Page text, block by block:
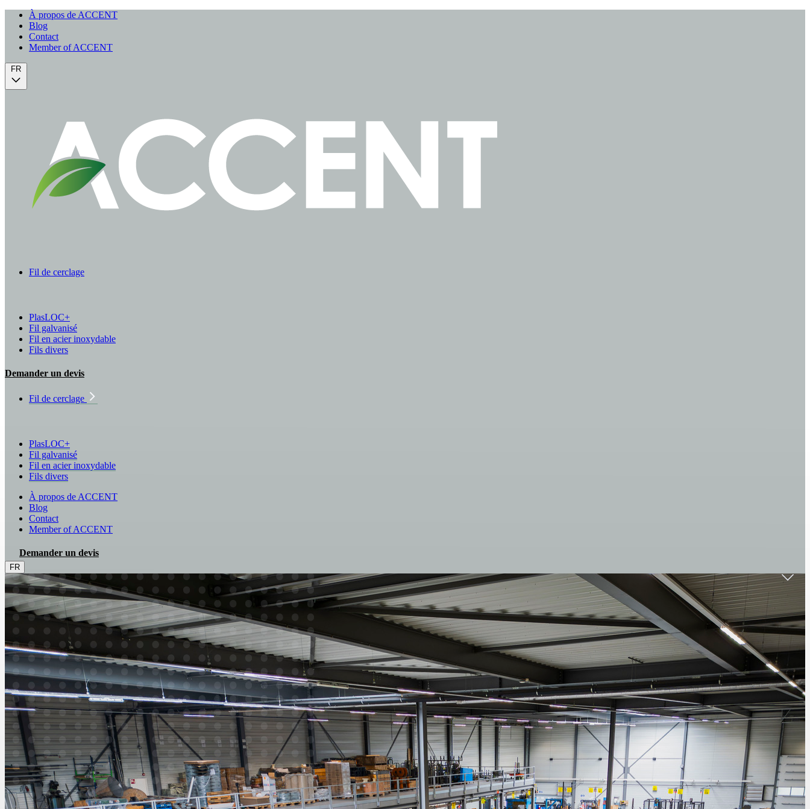
À propos de ACCENT
Blog
Contact
Member of ACCENT
FR
Fil de cerclage
PlasLOC+
Fil galvanisé
Fil en acier inoxydable
Fils divers
Demander un devis
Fil de cerclage
PlasLOC+
Fil galvanisé
Fil en acier inoxydable
Fils divers
À propos de ACCENT
Blog
Contact
Member of ACCENT
Demander un devis
FR